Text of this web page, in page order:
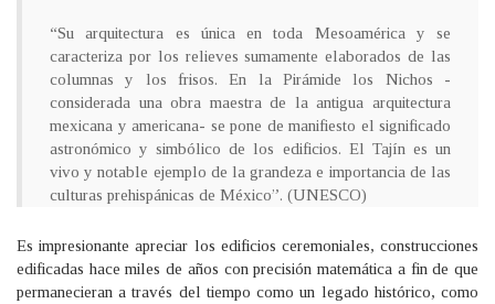
“Su arquitectura es única en toda Mesoamérica y se
caracteriza por los relieves sumamente elaborados de las
columnas y los frisos. En la Pirámide los Nichos -
considerada una obra maestra de la antigua arquitectura
mexicana y americana- se pone de manifiesto el significado
astronómico y simbólico de los edificios. El Tajín es un
vivo y notable ejemplo de la grandeza e importancia de las
culturas prehispánicas de México”. (UNESCO)
Es impresionante apreciar los edificios ceremoniales, construcciones
edificadas hace miles de años con precisión matemática a fin de que
permanecieran a través del tiempo como un legado histórico, como